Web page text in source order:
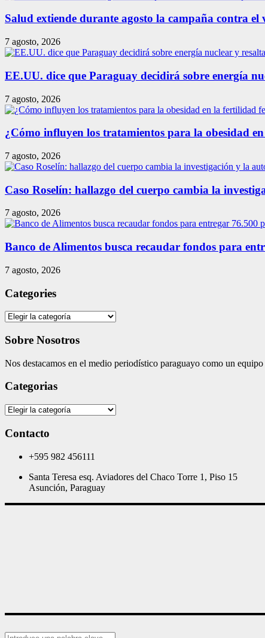
Salud extiende durante agosto la campaña contra
7 agosto, 2026
EE.UU. dice que Paraguay decidirá sobre energía
7 agosto, 2026
¿Cómo influyen los tratamientos para la obesidad
7 agosto, 2026
Caso Roselín: hallazgo del cuerpo cambia la
7 agosto, 2026
Banco de Alimentos busca recaudar fondos para
7 agosto, 2026
Categories
Categories
Sobre Nosotros
Nos destacamos en el medio periodístico paraguayo como un
Categorias
Categorias
Contacto
+595 982 456111
Santa Teresa esq. Aviadores del Chaco Torre 1, Piso 15
Asunción, Paraguay